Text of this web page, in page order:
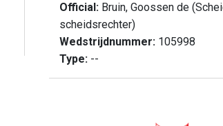
Official: Bruin, Goossen de
scheidsrechter)
Wedstrijdnummer: 105998
Type: --